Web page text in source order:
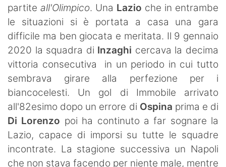
partite all'Olimpico. Una Lazio che in entrambe
le situazioni si è portata a casa una gara
difficile ma ben giocata e meritata. Il 9 gennaio
2020 la squadra di Inzaghi cercava la decima
vittoria consecutiva in un periodo in cui tutto
sembrava girare alla perfezione per i
biancocelesti. Un gol di Immobile arrivato
all'82esimo dopo un errore di Ospina prima e di
Di Lorenzo poi ha continuto a far sognare la
Lazio, capace di imporsi su tutte le squadre
incontrate. La stagione successiva un Napoli
che non stava facendo per niente male, mentre